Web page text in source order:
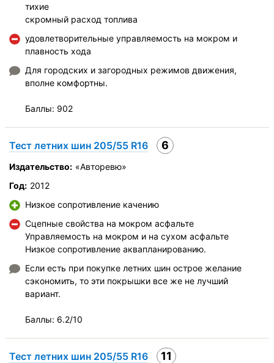
тихие
скромный расход топлива
удовлетворительные управляемость на мокром и
плавность хода
Для городских и загородных режимов движения,
вполне комфортны.
Баллы: 902
Тест летних шин 205/55 R16 6
Издательство: «Авторевю»
Год: 2012
Низкое сопротивление качению
Сцепные свойства на мокром асфальте
Управляемость на мокром и на сухом асфальте
Низкое сопротивление аквапланированию.
Если есть при покупке летних шин острое желание
сэкономить, то эти покрышки все же не лучший
вариант.
Баллы: 6.2/10
Тест летних шин 205/55 R16 11